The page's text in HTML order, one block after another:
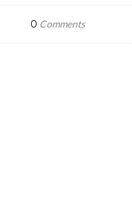
0 Comments